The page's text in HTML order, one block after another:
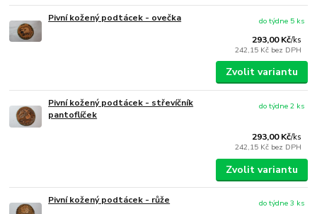
Pivní kožený podtácek - ovečka
293,00 Kč/ks
242,15 Kč bez DPH
do týdne 5 ks
Zvolit variantu
Pivní kožený podtácek - střevíčník
pantoflíček
293,00 Kč/ks
242,15 Kč bez DPH
do týdne 2 ks
Zvolit variantu
Pivní kožený podtácek - růže
do týdne 3 ks